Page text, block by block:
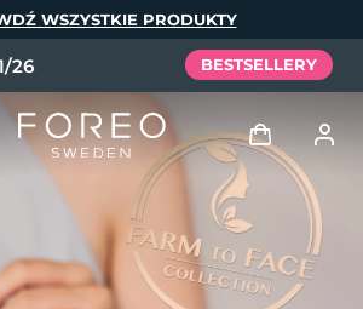
WSZYSTKIE PRODUKTY
26 BESTSELLERY
Zaloguj
Profil użytkownika